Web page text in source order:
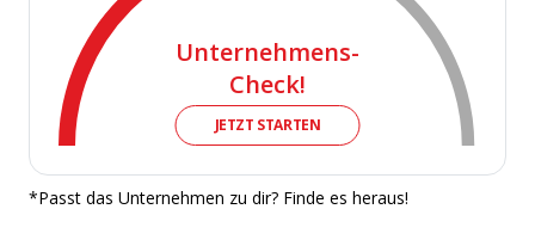
Unternehmens-
Check!
JETZT STARTEN
*Passt das Unternehmen zu dir? Finde es heraus!